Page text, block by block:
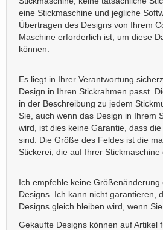
eine Stickmaschine und jegliche
Übertragen des Designs von Ihrem
Maschine erforderlich ist, um diese
können.
Es liegt in Ihrer Verantwortung
Design in Ihren Stickrahmen passt.
in der Beschreibung zu jedem
Sie, auch wenn das Design in Ihrem
wird, ist dies keine Garantie, dass
sind. Die Größe des Feldes ist die
Stickerei, die auf Ihrer Stickmaschine
Ich empfehle keine
Designs. Ich kann nicht garantieren,
Designs gleich bleiben wird, wenn
Gekaufte Designs können auf Artikel